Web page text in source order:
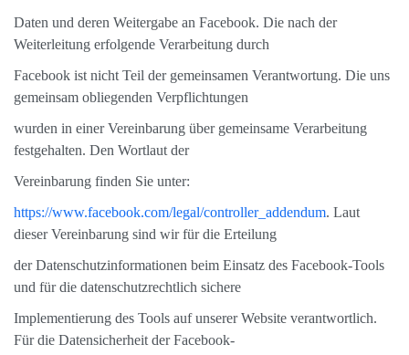
Daten und deren Weitergabe an Facebook. Die nach der
Weiterleitung erfolgende Verarbeitung durch
Facebook ist nicht Teil der gemeinsamen Verantwortung. Die uns
gemeinsam obliegenden Verpflichtungen
wurden in einer Vereinbarung über gemeinsame Verarbeitung
festgehalten. Den Wortlaut der
Vereinbarung finden Sie unter:
https://www.facebook.com/legal/controller_addendum. Laut
dieser Vereinbarung sind wir für die Erteilung
der Datenschutzinformationen beim Einsatz des Facebook-Tools
und für die datenschutzrechtlich sichere
Implementierung des Tools auf unserer Website verantwortlich.
Für die Datensicherheit der Facebook-